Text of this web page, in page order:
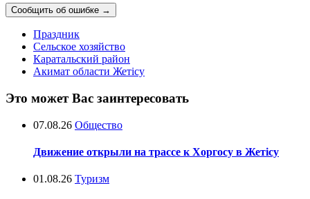
Сообщить об ошибке →
Праздник
Сельское хозяйство
Каратальский район
Акимат области Жетісу
Это может Вас заинтересовать
07.08.26 Общество
Движение открыли на трассе к Хоргосу в Жетісу
01.08.26 Туризм